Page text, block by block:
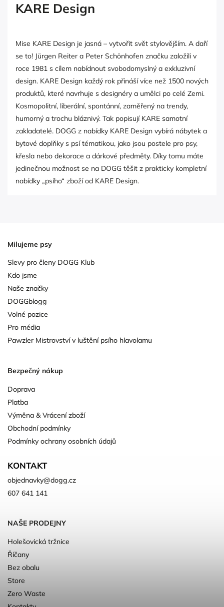
KARE Design
Mise KARE Design je jasná – vytvořit svět stylovějším. A daří
se to! Jürgen Reiter a Peter Schönhofen značku založili v
roce 1981 s cílem nabídnout svobodomyslný a exkluzivní
design. KARE Design každý rok přináší více než 1500 nových
produktů, které navrhuje s designéry a umělci po celé Zemi.
Kosmopolitní, liberální, spontánní, zaměřený na trendy,
humorný a trochu bláznivý. Tak popisují KARE samotní
zakladatelé. DOGG z nabídky KARE Design vybírá nábytek a
bytové doplňky s psí tématikou, jako jsou postele pro psy,
křesla nebo dekorace a dárkové předměty. Díky tomu máte
jedinečnou možnost se na DOGG těšit z prakticky kompletní
nabídky „psího“ zboží od KARE Design.
Milujeme psy
Slevy pro členy DOGG Klub
Kdo jsme
Naše značky
DOGGblogg
Volné pozice
Pro média
Pawzler Mistrovství v luštění psího hlavolamu
Bezpečný nákup
Doprava
Platba
Výměna & Vrácení zboží
Obchodní podmínky
Podmínky ochrany osobních údajů
KONTAKT
objednavky@dogg.cz
607 641 141
NAŠE PRODEJNY
Holešovická tržnice
Říčany
Bez obalu
Store
Zero Waste